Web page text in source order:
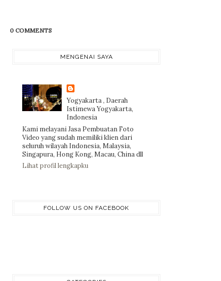
0 COMMENTS
MENGENAI SAYA
Yogyakarta , Daerah
Istimewa Yogyakarta,
Indonesia
Kami melayani Jasa Pembuatan Foto
Video yang sudah memiliki klien dari
seluruh wilayah Indonesia, Malaysia,
Singapura, Hong Kong, Macau, China dll
Lihat profil lengkapku
FOLLOW US ON FACEBOOK